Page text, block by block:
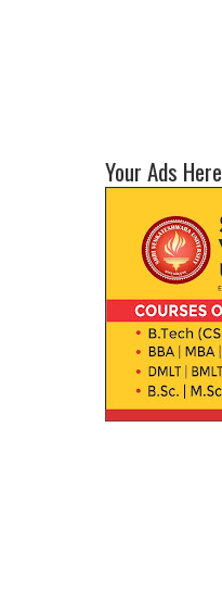
Your Ads Here